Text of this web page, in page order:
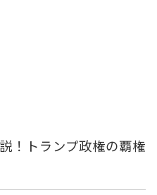
！トランプ政権の覇権